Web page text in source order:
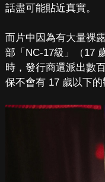
話盡可能貼近真實。
而片中因為有大量裸
部「NC-17級」（17
時，發行商還派出數
保不會有 17 歲以下的